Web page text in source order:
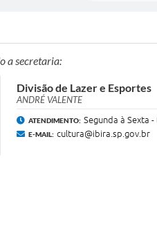
a secretaria:
Divisão de Lazer e Esportes
ANDRÉ VALENTE
ATENDIMENTO: Segunda à Sexta -
E-MAIL: cultura@ibira.sp.gov.br